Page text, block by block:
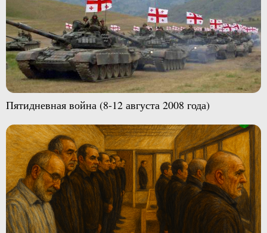
Пятидневная война (8-12 августа 2008 года)